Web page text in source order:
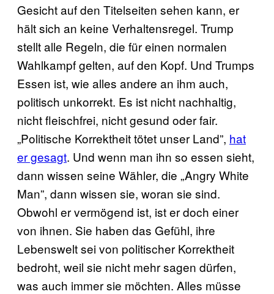
Gesicht auf den Titelseiten sehen kann, er
hält sich an keine Verhaltensregel. Trump
stellt alle Regeln, die für einen normalen
Wahlkampf gelten, auf den Kopf. Und Trumps
Essen ist, wie alles andere an ihm auch,
politisch unkorrekt. Es ist nicht nachhaltig,
nicht fleischfrei, nicht gesund oder fair.
„Politische Korrektheit tötet unser Land”, hat
er gesagt. Und wenn man ihn so essen sieht,
dann wissen seine Wähler, die „Angry White
Man”, dann wissen sie, woran sie sind.
Obwohl er vermögend ist, ist er doch einer
von ihnen. Sie haben das Gefühl, ihre
Lebenswelt sei von politischer Korrektheit
bedroht, weil sie nicht mehr sagen dürfen,
was auch immer sie möchten. Alles müsse